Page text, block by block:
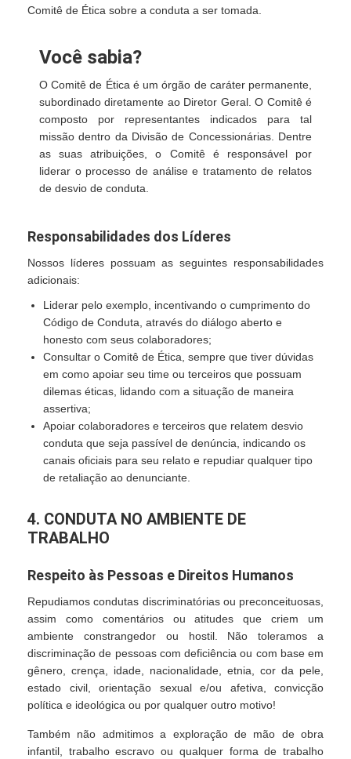
Comitê de Ética sobre a conduta a ser tomada.
Você sabia?
O Comitê de Ética é um órgão de caráter permanente,
subordinado diretamente ao Diretor Geral. O Comitê é
composto por representantes indicados para tal
missão dentro da Divisão de Concessionárias. Dentre
as suas atribuições, o Comitê é responsável por
liderar o processo de análise e tratamento de relatos
de desvio de conduta.
Responsabilidades dos Líderes
Nossos líderes possuam as seguintes responsabilidades
adicionais:
Liderar pelo exemplo, incentivando o cumprimento do
Código de Conduta, através do diálogo aberto e
honesto com seus colaboradores;
Consultar o Comitê de Ética, sempre que tiver dúvidas
em como apoiar seu time ou terceiros que possuam
dilemas éticas, lidando com a situação de maneira
assertiva;
Apoiar colaboradores e terceiros que relatem desvio
conduta que seja passível de denúncia, indicando os
canais oficiais para seu relato e repudiar qualquer tipo
de retaliação ao denunciante.
4. CONDUTA NO AMBIENTE DE
TRABALHO
Respeito às Pessoas e Direitos Humanos
Repudiamos condutas discriminatórias ou preconceituosas,
assim como comentários ou atitudes que criem um
ambiente constrangedor ou hostil. Não toleramos a
discriminação de pessoas com deficiência ou com base em
gênero, crença, idade, nacionalidade, etnia, cor da pele,
estado civil, orientação sexual e/ou afetiva, convicção
política e ideológica ou por qualquer outro motivo!
Também não admitimos a exploração de mão de obra
infantil, trabalho escravo ou qualquer forma de trabalho